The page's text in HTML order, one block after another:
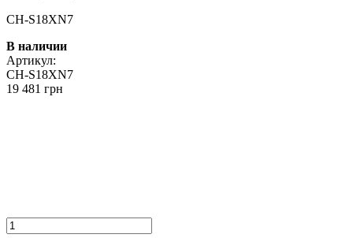
CH-S18XN7
В наличии
Артикул:
CH-S18XN7
19 481 грн